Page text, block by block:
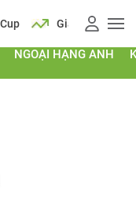
Giá vàng
NGOẠI HẠNG ANH